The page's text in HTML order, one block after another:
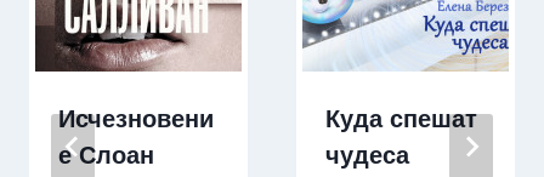
Исчезновени
е Слоан
Куда спешат
чудеса